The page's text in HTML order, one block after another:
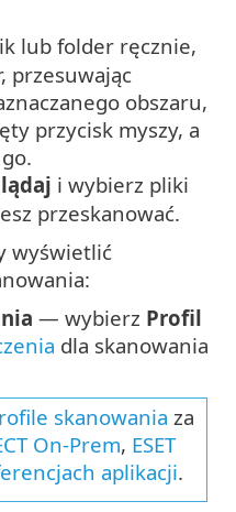
lub folder ręcznie,
przesuwając
obszaru,
przycisk myszy, a
i wybierz pliki
przeskanować.
wyświetlić
— wybierz Profil
dla skanowania
skanowania za
On-Prem, ESET
aplikacji.